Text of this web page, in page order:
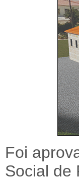
Foi
Social de